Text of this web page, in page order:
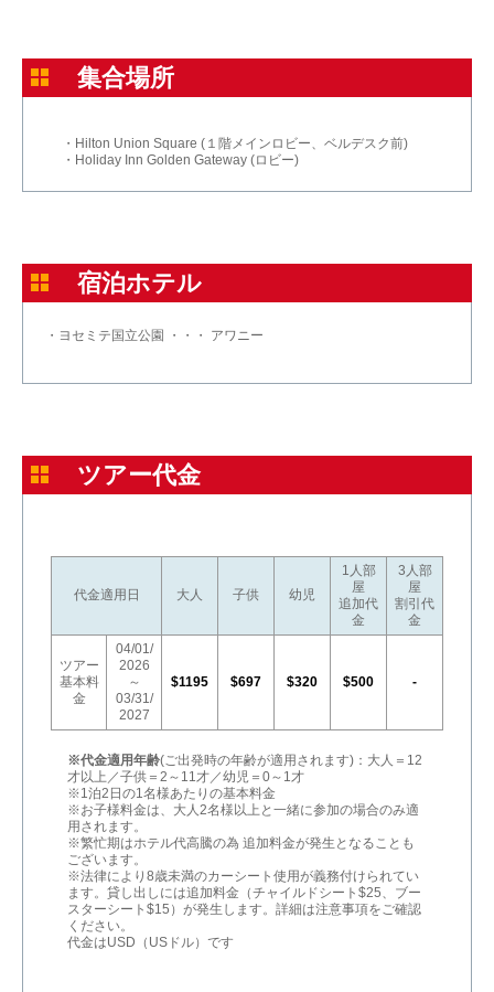
集合場所
・Hilton Union Square (１階メインロビー、ベルデスク前)
・Holiday Inn Golden Gateway (ロビー)
宿泊ホテル
・ヨセミテ国立公園 ・・・ アワニー
ツアー代金
代金適用日 大人 子供 幼児
1人部
屋
追加代
金
3人部
屋
割引代
金
ツアー
基本料
金
04/01/
2026
～
03/31/
2027
$1195 $697 $320 $500 -
※代金適用年齢(ご出発時の年齢が適用されます)：大人＝12
才以上／子供＝2～11才／幼児＝0～1才
※1泊2日の1名様あたりの基本料金
※お子様料金は、大人2名様以上と一緒に参加の場合のみ適
用されます。
※繁忙期はホテル代高騰の為 追加料金が発生となることも
ございます。
※法律により8歳未満のカーシート使用が義務付けられてい
ます。貸し出しには追加料金（チャイルドシート$25、ブー
スターシート$15）が発生します。詳細は注意事項をご確認
ください。
代金はUSD（USドル）です